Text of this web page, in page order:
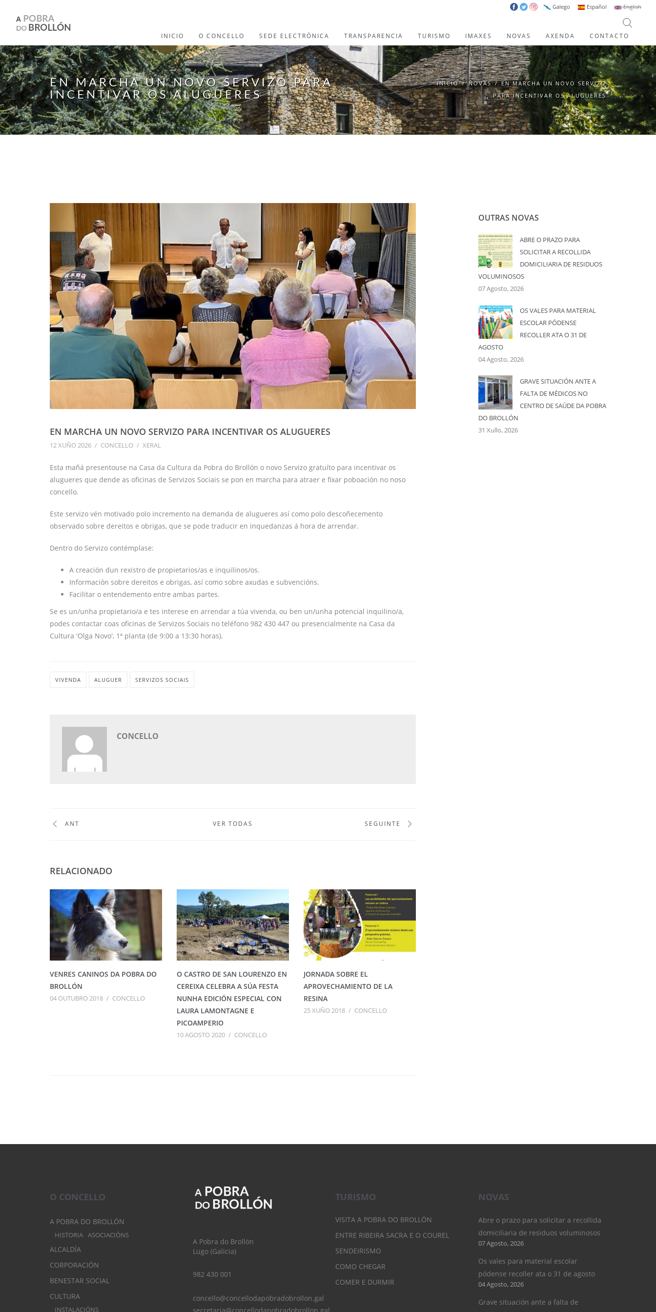
Galego Español English
INICIO O CONCELLO SEDE ELECTRÓNICA TRANSPARENCIA TURISMO IMAXES NOVAS AXENDA CONTACTO
EN MARCHA UN NOVO SERVIZO PARA
INCENTIVAR OS ALUGUERES
INICIO / NOVAS / EN MARCHA UN NOVO SERVIZO
PARA INCENTIVAR OS ALUGUERES
EN MARCHA UN NOVO SERVIZO PARA INCENTIVAR OS ALUGUERES
12 XUÑO 2026 / CONCELLO / XERAL
Esta mañá presentouse na Casa da Cultura da Pobra do Brollón o novo Servizo gratuíto para incentivar os
alugueres que dende as oficinas de Servizos Sociais se pon en marcha para atraer e fixar poboación no noso
concello.
Este servizo vén motivado polo incremento na demanda de alugueres así como polo descoñecemento
observado sobre dereitos e obrigas, que se pode traducir en inquedanzas á hora de arrendar.
Dentro do Servizo contémplase:
A creación dun rexistro de propietarios/as e inquilinos/os.
Información sobre dereitos e obrigas, así como sobre axudas e subvencións.
Facilitar o entendemento entre ambas partes.
Se es un/unha propietario/a e tes interese en arrendar a túa vivenda, ou ben un/unha potencial inquilino/a,
podes contactar coas oficinas de Servizos Sociais no teléfono 982 430 447 ou presencialmente na Casa da
Cultura 'Olga Novo', 1ª planta (de 9:00 a 13:30 horas).
VIVENDA ALUGUER SERVIZOS SOCIAIS
CONCELLO
ANT VER TODAS SEGUINTE
RELACIONADO
VENRES CANINOS DA POBRA DO
BROLLÓN
04 OUTUBRO 2018 / CONCELLO
O CASTRO DE SAN LOURENZO EN
CEREIXA CELEBRA A SÚA FESTA
NUNHA EDICIÓN ESPECIAL CON
LAURA LAMONTAGNE E
PICOAMPERIO
10 AGOSTO 2020 / CONCELLO
JORNADA SOBRE EL
APROVECHAMIENTO DE LA
RESINA
25 XUÑO 2018 / CONCELLO
OUTRAS NOVAS
ABRE O PRAZO PARA
SOLICITAR A RECOLLIDA
DOMICILIARIA DE RESIDUOS
VOLUMINOSOS
07 Agosto, 2026
OS VALES PARA MATERIAL
ESCOLAR PÓDENSE
RECOLLER ATA O 31 DE
AGOSTO
04 Agosto, 2026
GRAVE SITUACIÓN ANTE A
FALTA DE MÉDICOS NO
CENTRO DE SAÚDE DA POBRA
DO BROLLÓN
31 Xullo, 2026
O CONCELLO
A POBRA DO BROLLÓN
HISTORIA ASOCIACIÓNS
ALCALDÍA
CORPORACIÓN
BENESTAR SOCIAL
CULTURA
INSTALACIÓNS
A Pobra do Brollón
Lugo (Galicia)
982 430 001
concello@concellodapobradobrollon.gal
TURISMO
VISITA A POBRA DO BROLLÓN
ENTRE RIBEIRA SACRA E O COUREL
SENDEIRISMO
COMO CHEGAR
COMER E DURMIR
NOVAS
Abre o prazo para solicitar a recollida
domiciliaria de residuos voluminosos
07 Agosto, 2026
Os vales para material escolar
pódense recoller ata o 31 de agosto
04 Agosto, 2026
Grave situación ante a falta de